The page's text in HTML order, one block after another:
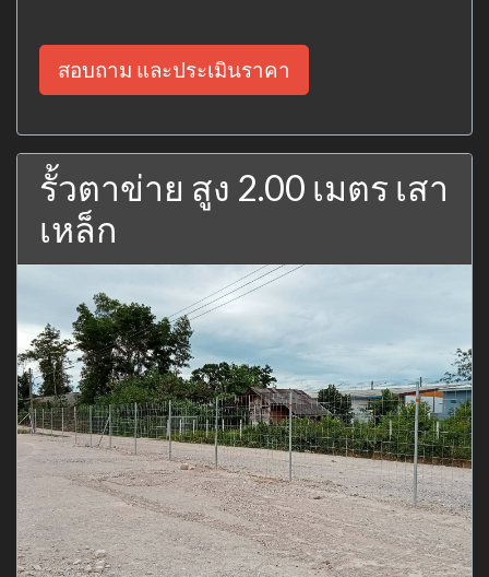
สอบถาม และประเมินราคา
รั้วตาข่าย สูง 2.00 เมตร เสา
เหล็ก